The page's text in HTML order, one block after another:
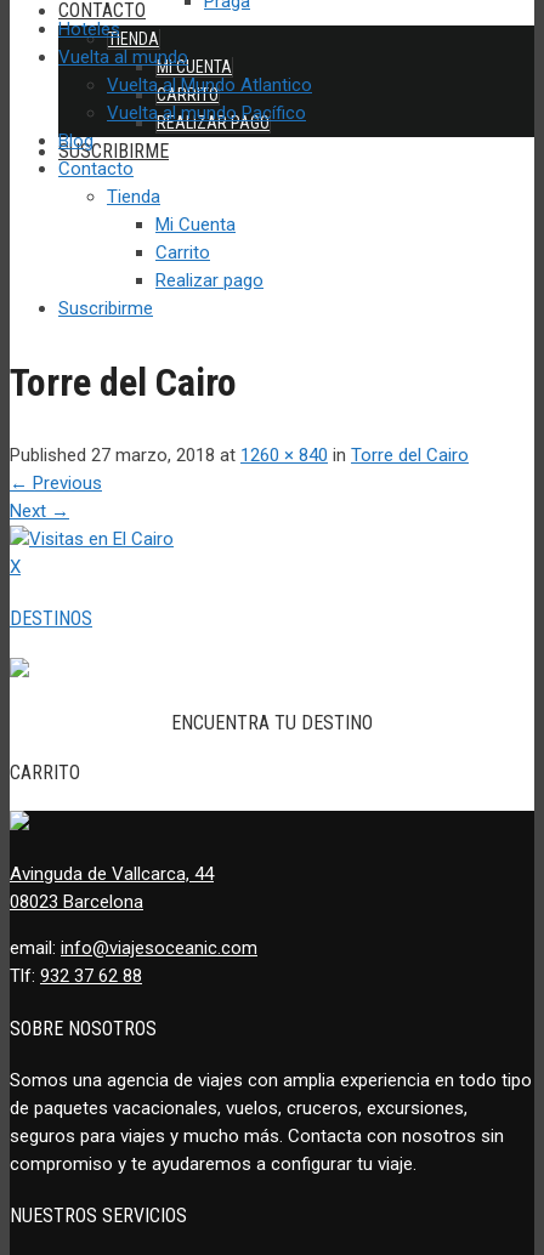
CONTACTO
TIENDA
MI CUENTA
CARRITO
REALIZAR PAGO
SUSCRIBIRME
Hoteles
Vuelta al mundo
Vuelta al Mundo Atlantico
Vuelta al mundo Pacífico
Blog
Contacto
Tienda
Mi Cuenta
Carrito
Realizar pago
Suscribirme
Torre del Cairo
Published 27 marzo, 2018 at 1260 × 840 in Torre del Cairo
← Previous
Next →
X
DESTINOS
ENCUENTRA TU DESTINO
CARRITO
Avinguda de Vallcarca, 44
08023 Barcelona
email: info@viajesoceanic.com
Tlf: 932 37 62 88
SOBRE NOSOTROS
Somos una agencia de viajes con amplia experiencia en todo tipo
de paquetes vacacionales, vuelos, cruceros, excursiones,
seguros para viajes y mucho más. Contacta con nosotros sin
compromiso y te ayudaremos a configurar tu viaje.
NUESTROS SERVICIOS